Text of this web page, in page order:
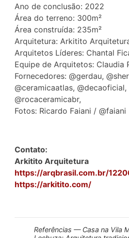
Ano de conclusão: 2022
Área do terreno: 300m²
Área construída: 235m²
Arquitetura: Arkitito
Arquitetos Líderes: Chantal
Equipe de Arquitetos: Claudia
Fornecedores: @gerdau,
@ceramicaatlas,
@rocaceramicabr,
Fotos: Ricardo Faiani / @faiani
Contato:
Arkitito Arquitetura
https://arqbrasil.com.br/
https://arkitito.com/
Referências — Casa na Vila